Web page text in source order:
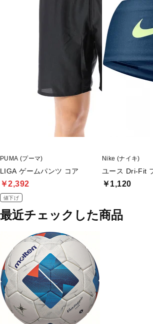
PUMA (プーマ)
LIGA ゲームパンツ コア
￥2,392
値下げ
Nike (ナイキ)
ユース Dri-Fit
￥1,120
最近チェックした商品